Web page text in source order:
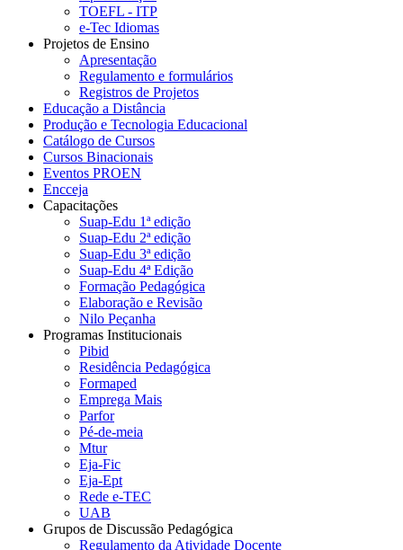
TOEFL - ITP
e-Tec Idiomas
Projetos de Ensino
Apresentação
Regulamento e formulários
Registros de Projetos
Educação a Distância
Produção e Tecnologia Educacional
Catálogo de Cursos
Cursos Binacionais
Eventos PROEN
Encceja
Capacitações
Suap-Edu 1ª edição
Suap-Edu 2ª edição
Suap-Edu 3ª edição
Suap-Edu 4ª Edição
Formação Pedagógica
Elaboração e Revisão
Nilo Peçanha
Programas Institucionais
Pibid
Residência Pedagógica
Formaped
Emprega Mais
Parfor
Pé-de-meia
Mtur
Eja-Fic
Eja-Ept
Rede e-TEC
UAB
Grupos de Discussão Pedagógica
Regulamento da Atividade Docente